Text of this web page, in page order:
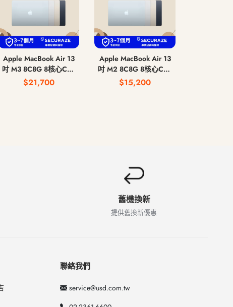
Apple MacBook Air 13
吋 M3 8C8G 8核心CPU
8核心GPU 8G 記憶體
$21,700
Apple MacBook Air 13
吋 M2 8C8G 8核心CPU
8核心GPU 8G 記憶體
$15,200
舊機換新
提供舊換新優惠
聯絡我們
service@usd.com.tw